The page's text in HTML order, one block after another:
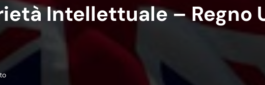
Intellettuale – Regno